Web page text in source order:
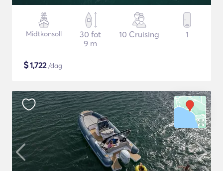
Midtkonsoll
30 fot
9 m
10 Cruising 1
$1,722/dag